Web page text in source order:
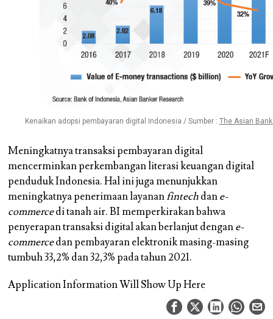
Kenaikan adopsi pembayaran digital Indonesia / Sumber : The Asian
Meningkatnya transaksi pembayaran digital
mencerminkan perkembangan literasi keuangan digital
penduduk Indonesia. Hal ini juga menunjukkan
meningkatnya penerimaan layananfintechdane-
commercedi tanah air. BI memperkirakan bahwa
penyerapan transaksi digital akan berlanjut dengane-
commercedan pembayaran elektronik masing-masing
tumbuh 33,2% dan 32,3% pada tahun 2021.
Application Information Will Show Up Here